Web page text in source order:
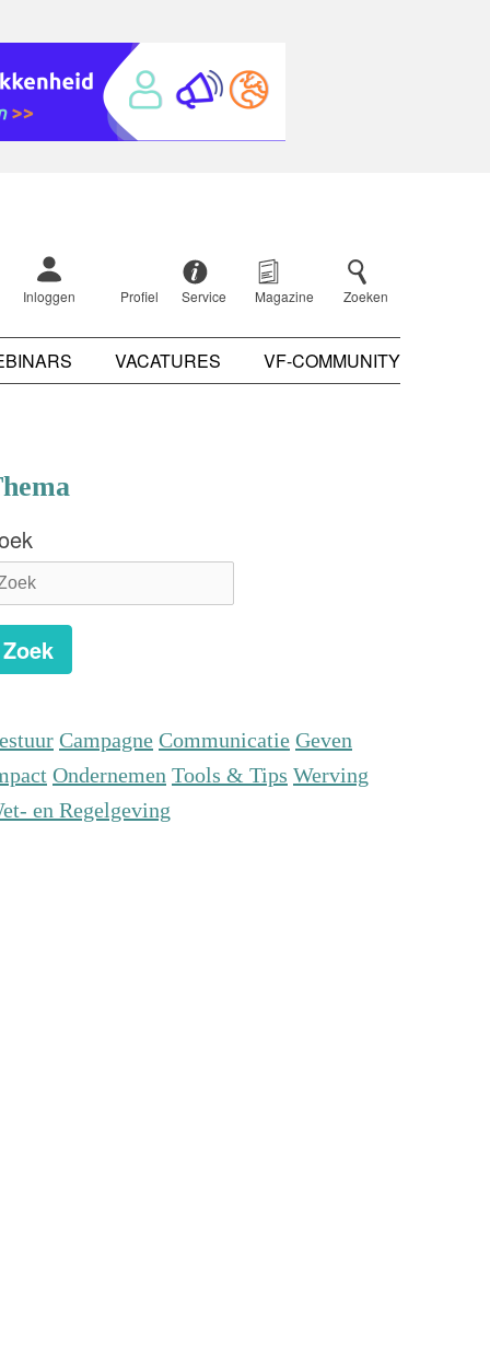
Inloggen Profiel Service Magazine Zoeken
VACATURES VF-COMMUNITY
Zoek
Campagne Communicatie Geven
Ondernemen Tools & Tips Werving
en Regelgeving